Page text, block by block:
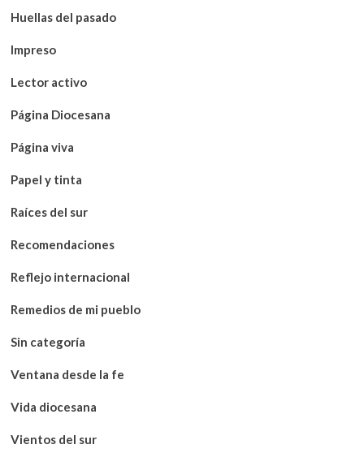
Huellas del pasado
Impreso
Lector activo
Página Diocesana
Página viva
Papel y tinta
Raíces del sur
Recomendaciones
Reflejo internacional
Remedios de mi pueblo
Sin categoría
Ventana desde la fe
Vida diocesana
Vientos del sur